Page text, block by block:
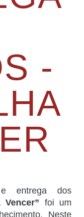
-
entrega dos
Vencer” foi um
Neste